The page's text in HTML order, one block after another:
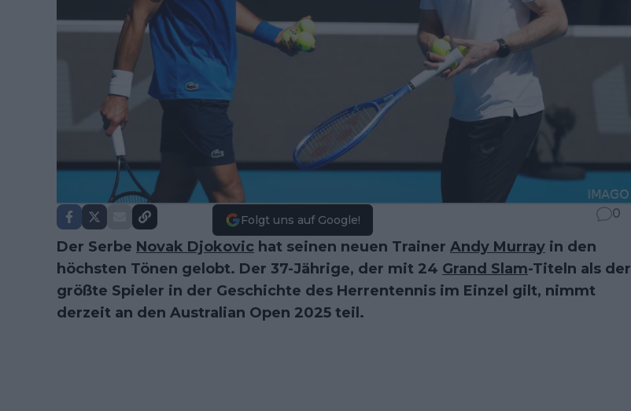
Folgt uns auf Google! 0
Der Serbe Novak Djokovic hat seinen neuen Trainer Andy Murray in den
höchsten Tönen gelobt. Der 37-Jährige, der mit 24 Grand Slam-Titeln als der
größte Spieler in der Geschichte des Herrentennis im Einzel gilt, nimmt
derzeit an den Australian Open 2025 teil.